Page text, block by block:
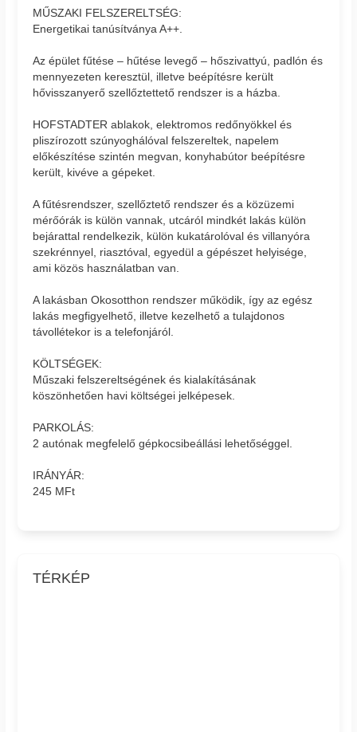
MŰSZAKI FELSZERELTSÉG:
Energetikai tanúsítványa A++.
Az épület fűtése – hűtése levegő – hőszivattyú, padlón és
mennyezeten keresztül, illetve beépítésre került
hővisszanyerő szellőztettető rendszer is a házba.
HOFSTADTER ablakok, elektromos redőnyökkel és
pliszírozott szúnyoghálóval felszereltek, napelem
előkészítése szintén megvan, konyhabútor beépítésre
került, kivéve a gépeket.
A fűtésrendszer, szellőztető rendszer és a közüzemi
mérőórák is külön vannak, utcáról mindkét lakás külön
bejárattal rendelkezik, külön kukatárolóval és villanyóra
szekrénnyel, riasztóval, egyedül a gépészet helyisége,
ami közös használatban van.
A lakásban Okosotthon rendszer működik, így az egész
lakás megfigyelhető, illetve kezelhető a tulajdonos
távollétekor is a telefonjáról.
KÖLTSÉGEK:
Műszaki felszereltségének és kialakításának
köszönhetően havi költségei jelképesek.
PARKOLÁS:
2 autónak megfelelő gépkocsibeállási lehetőséggel.
IRÁNYÁR:
245 MFt
TÉRKÉP